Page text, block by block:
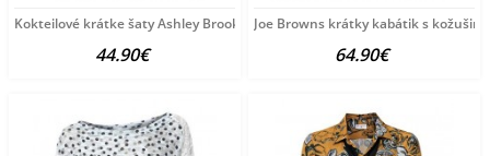
Kokteilové krátke šaty Ashley Brooke
44.90€
Joe Browns krátky kabátik s
64.90€